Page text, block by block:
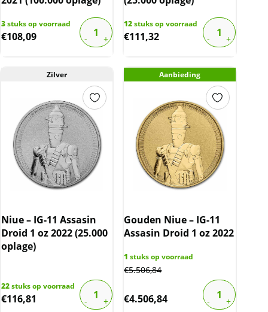
3stuks op voorraad
€108,09
12stuks op voorraad
€111,32
Zilver
Niue – IG-11 Assasin
Droid 1 oz 2022 (25.000
oplage)
22stuks op voorraad
€116,81
Aanbieding
Gouden Niue – IG-11
Assasin Droid 1 oz 2022
1 stuks op voorraad
€5.506,84
€4.506,84